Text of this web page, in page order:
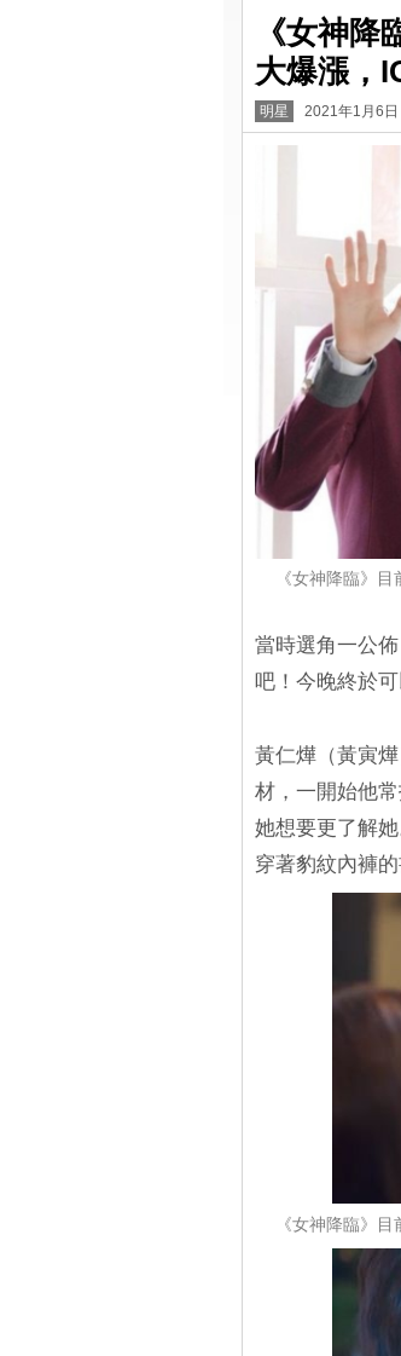
《女神
大爆漲，
明星 2021年1月6
《女神降臨》
當時選角一公
吧！今晚終於
黃仁燁（黃寅
材，一開始他
她想要更了解
穿著豹紋內褲
《女神降臨》